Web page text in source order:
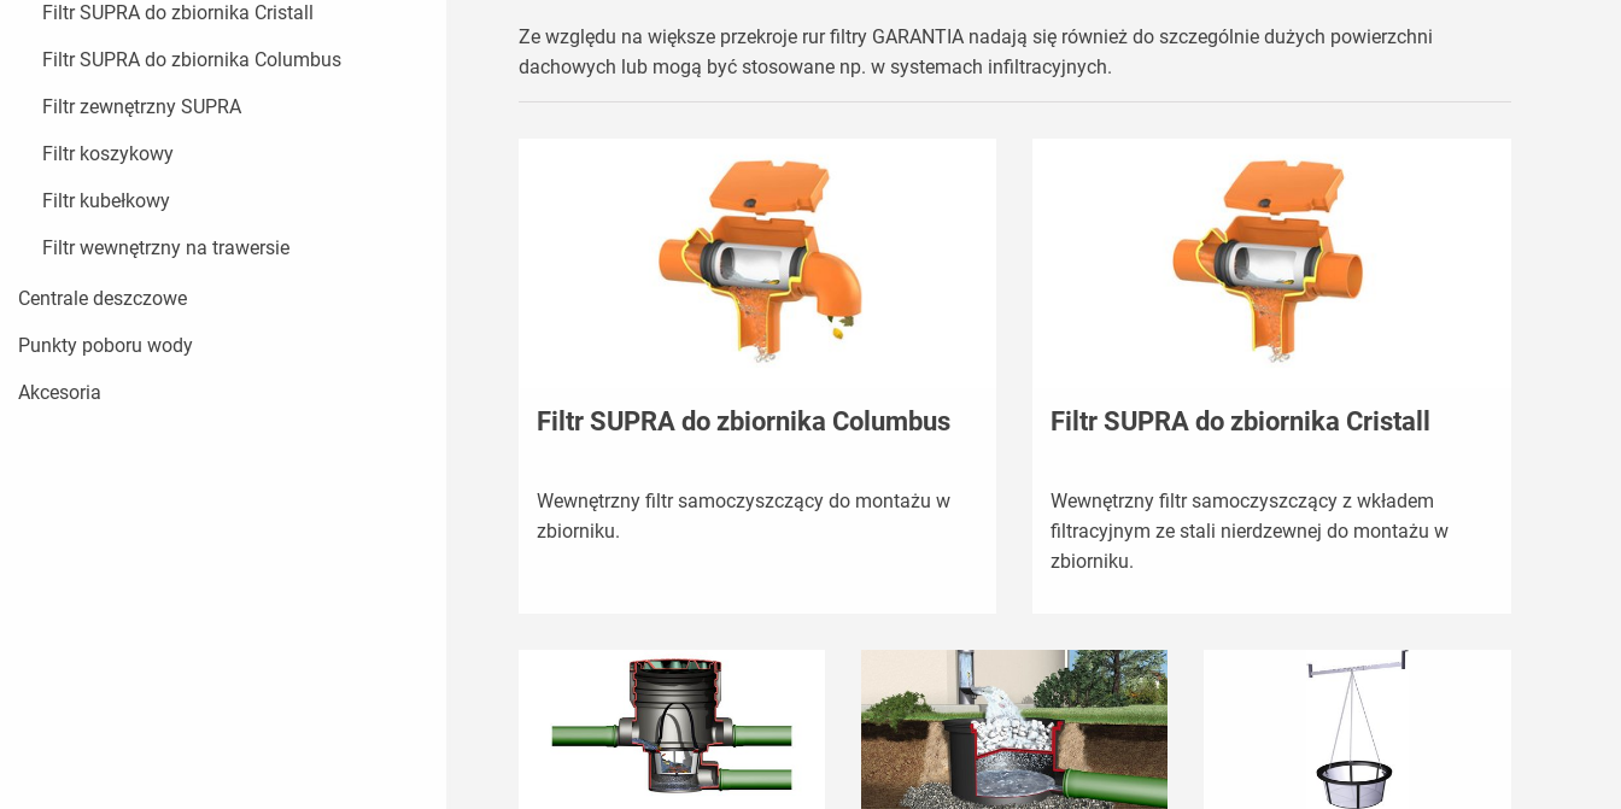
Ze względu na większe przekroje rur filtry GARANTIA nadają się również do szczególnie dużych powierzchni
dachowych lub mogą być stosowane np. w systemach infiltracyjnych.
Filtr SUPRA do zbiornika Columbus
Wewnętrzny filtr samoczyszczący do montażu w
zbiorniku.
Filtr SUPRA do zbiornika Cristall
Wewnętrzny filtr samoczyszczący z wkładem
filtracyjnym ze stali nierdzewnej do montażu w
zbiorniku.
Filtr SUPRA do zbiornika Cristall
Filtr SUPRA do zbiornika Columbus
Filtr zewnętrzny SUPRA
Filtr koszykowy
Filtr kubełkowy
Filtr wewnętrzny na trawersie
Centrale deszczowe
Punkty poboru wody
Akcesoria